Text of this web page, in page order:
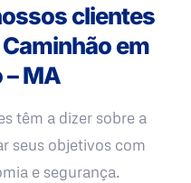
clientes
em
– MA
têm a dizer sobre a
seus objetivos com
e segurança.